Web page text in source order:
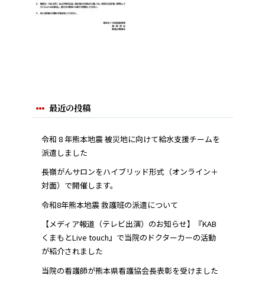
最近の投稿
令和 8 年熊本地震 被災地に向けて給水支援チームを
派遣しました
長嶺がんサロンをハイブリッド形式（オンライン＋
対面）で開催します。
令和8年熊本地震 救護班の派遣について
【メディア報道（テレビ出演）のお知らせ】『KAB
くまもとLive touch』で当院のドクターカーの活動
が紹介されました
当院の看護師が熊本県看護協会長表彰を受けました